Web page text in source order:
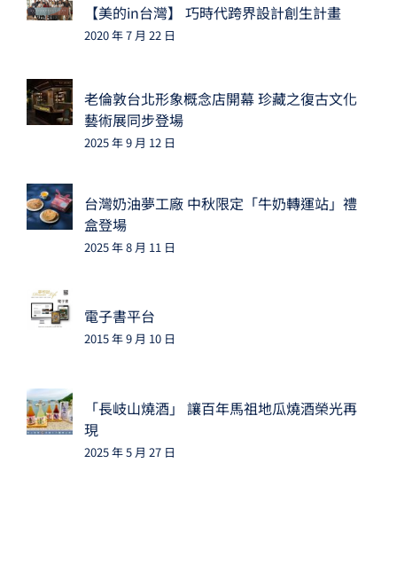
【美的in台灣】 巧時代跨界設計創生計畫
2020 年 7 月 22 日
老倫敦台北形象概念店開幕 珍藏之復古文化
藝術展同步登場
2025 年 9 月 12 日
台灣奶油夢工廠 中秋限定「牛奶轉運站」禮
盒登場
2025 年 8 月 11 日
電子書平台
2015 年 9 月 10 日
「長岐山燒酒」 讓百年馬祖地瓜燒酒榮光再
現
2025 年 5 月 27 日